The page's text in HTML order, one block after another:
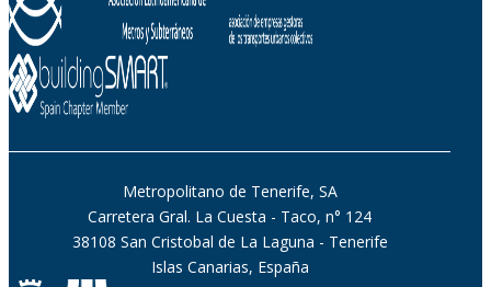
Metropolitano de Tenerife, SA
Carretera Gral. La Cuesta - Taco, n° 124
38108 San Cristobal de La Laguna - Tenerife
Islas Canarias, España